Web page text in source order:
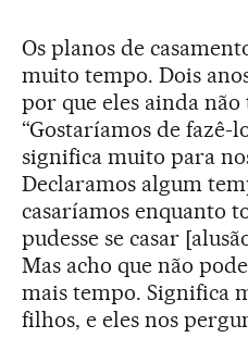
Os planos de
muito tempo. Dois
por que eles ainda não
“Gostaríamos de fazê-
significa muito para
Declaramos algum
casaríamos enquanto
pudesse se casar
Mas acho que não
mais tempo. Significa
filhos, e eles nos